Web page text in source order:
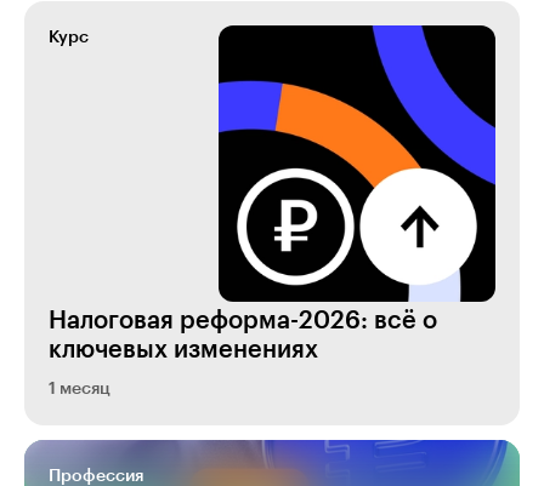
Курс
Налоговая реформа-2026: всё о
ключевых изменениях
1 месяц
Профессия